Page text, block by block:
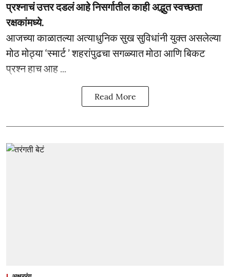
प्रश्नाचं उत्तर दडलं आहे निसर्गातील काही अद्भुत स्वच्छता
रक्षकांमध्ये.
आजच्या काळातल्या अत्याधुनिक सुख सुविधांनी युक्त असलेल्या
मोठ मोठ्या ‘स्मार्ट ’ शहरांपुढचा सगळ्यात मोठा आणि बिकट
प्रश्न हाच आह ...
Read More